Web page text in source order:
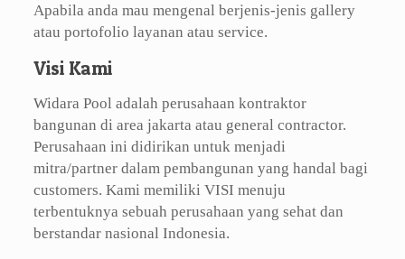
Apabila anda mau mengenal berjenis-jenis gallery
atau portofolio layanan atau service.
Visi Kami
Widara Pool adalah perusahaan kontraktor
bangunan di area jakarta atau general contractor.
Perusahaan ini didirikan untuk menjadi
mitra/partner dalam pembangunan yang handal bagi
customers. Kami memiliki VISI menuju
terbentuknya sebuah perusahaan yang sehat dan
berstandar nasional Indonesia.